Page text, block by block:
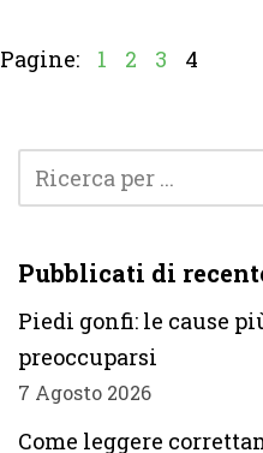
Pagine: 1 2 3 4
Pubblicati di
Piedi gonfi: le cause
preoccuparsi
7 Agosto 2026
Come leggere